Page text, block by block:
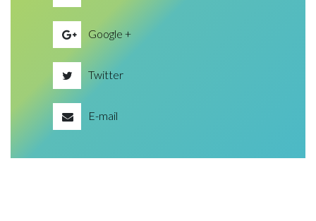
Google +
Twitter
E-mail